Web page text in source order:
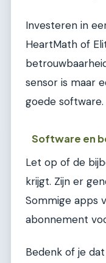
Investeren in
HeartMath of
sensor is maar
goede software.
Software en
Let op of de
krijgt. Zijn er
Sommige apps
abonnement
Bedenk of je